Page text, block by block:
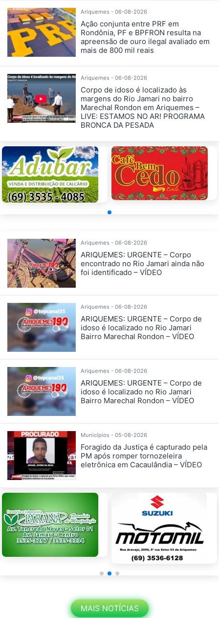
Ariquemes - 06-08-2026
Ação conjunta entre PRF em
Rondônia, PF e BPFRON resulta na
apreensão de ouro ilegal avaliado em
mais de 800 mil reais
Ariquemes - 06-08-2026
Corpo de idoso é localizado às
margens do Rio Jamari no bairro
Marechal Rondon em Ariquemes –
LIVE: ESTAMOS NO AR! PROGRAMA
BRONCA DA PESADA
Ariquemes - 06-08-2026
ARIQUEMES: URGENTE – Corpo
encontrado no Rio Jamari ainda não
foi identificado – VÍDEO
Ariquemes - 06-08-2026
ARIQUEMES: URGENTE – Corpo de
idoso é localizado no Rio Jamari
Bairro Marechal Rondon – VÍDEO
Ariquemes - 06-08-2026
ARIQUEMES: URGENTE – Corpo de
idoso é localizado no Rio Jamari
Bairro Marechal Rondon – VÍDEO
Municípios - 05-08-2026
Foragido da Justiça é capturado pela
PM após romper tornozeleira
eletrônica em Cacaulândia – VÍDEO
MAIS NOTÍCIAS